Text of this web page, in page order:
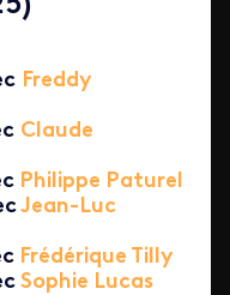
Freddy
Claude
Philippe Paturel
Jean-Luc
Frédérique Tilly
Sophie Lucas